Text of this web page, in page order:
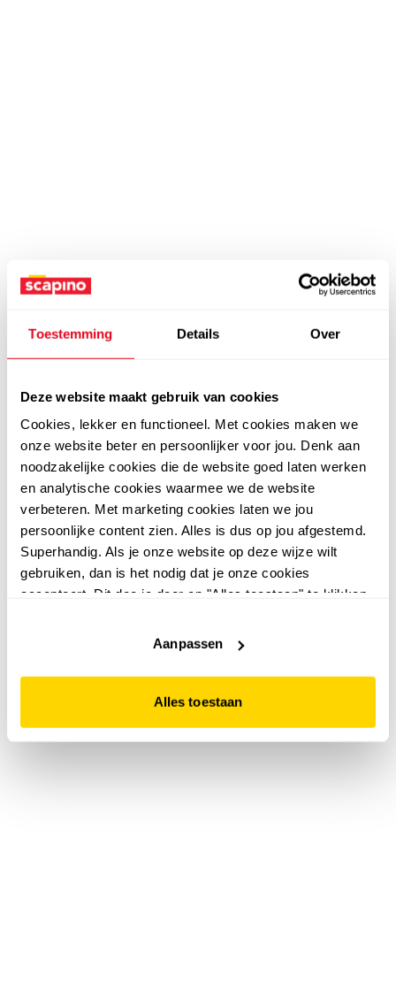
Toestemming Details Over
Deze website maakt gebruik van cookies
Cookies, lekker en functioneel. Met cookies maken we
onze website beter en persoonlijker voor jou. Denk aan
noodzakelijke cookies die de website goed laten werken
en analytische cookies waarmee we de website
verbeteren. Met marketing cookies laten we jou
persoonlijke content zien. Alles is dus op jou afgestemd.
Superhandig. Als je onze website op deze wijze wilt
gebruiken, dan is het nodig dat je onze cookies
accepteert. Dit doe je door op "Alles toestaan" te klikken.
website niet optimaal functioneert.
Aanpassen
Alles toestaan